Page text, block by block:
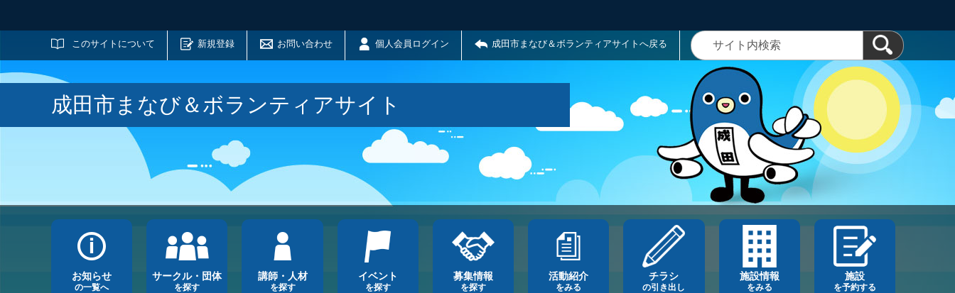
このサイトについて 新規登録 お問い合わせ 個人会員ログイン 成田市まなび＆ボランティアサイトへ戻る
サイト内検索
成田市まなび＆ボランティアサイト
お知らせ
の一覧へ
サークル・団体
を探す
講師・人材
を探す
イベント
を探す
募集情報
を探す
活動紹介
をみる
チラシ
の引き出し
施設情報
をみる
施設
を予約する